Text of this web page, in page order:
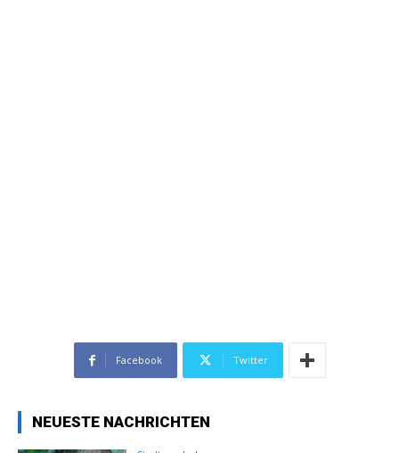
Facebook Twitter
NEUESTE NACHRICHTEN